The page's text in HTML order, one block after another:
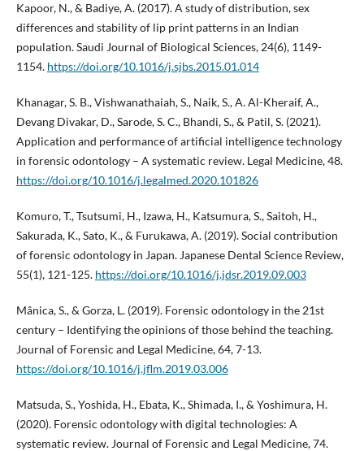
Kapoor, N., & Badiye, A. (2017). A study of distribution, sex
differences and stability of lip print patterns in an Indian
population. Saudi Journal of Biological Sciences, 24(6), 1149-
1154. https://doi.org/10.1016/j.sjbs.2015.01.014
Khanagar, S. B., Vishwanathaiah, S., Naik, S., A. Al-Kheraif, A.,
Devang Divakar, D., Sarode, S. C., Bhandi, S., & Patil, S. (2021).
Application and performance of artificial intelligence technology
in forensic odontology – A systematic review. Legal Medicine, 48.
https://doi.org/10.1016/j.legalmed.2020.101826
Komuro, T., Tsutsumi, H., Izawa, H., Katsumura, S., Saitoh, H.,
Sakurada, K., Sato, K., & Furukawa, A. (2019). Social contribution
of forensic odontology in Japan. Japanese Dental Science Review,
55(1), 121-125. https://doi.org/10.1016/j.jdsr.2019.09.003
Mânica, S., & Gorza, L. (2019). Forensic odontology in the 21st
century – Identifying the opinions of those behind the teaching.
Journal of Forensic and Legal Medicine, 64, 7-13.
https://doi.org/10.1016/j.jflm.2019.03.006
Matsuda, S., Yoshida, H., Ebata, K., Shimada, I., & Yoshimura, H.
(2020). Forensic odontology with digital technologies: A
systematic review. Journal of Forensic and Legal Medicine, 74.